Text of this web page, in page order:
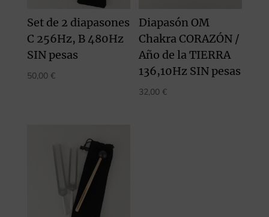
Set de 2 diapasones
C 256Hz, B 480Hz
SIN pesas
50,00 €
Diapasón OM
Chakra CORAZÓN /
Año de la TIERRA
136,10Hz SIN pesas
32,00 €